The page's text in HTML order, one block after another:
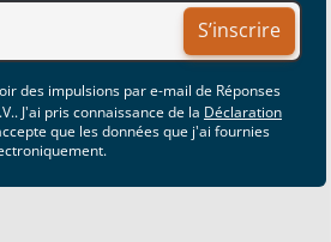
S’inscrire
des impulsions par e-mail de Réponses
J'ai pris connaissance de la Déclaration
que les données que j'ai fournies